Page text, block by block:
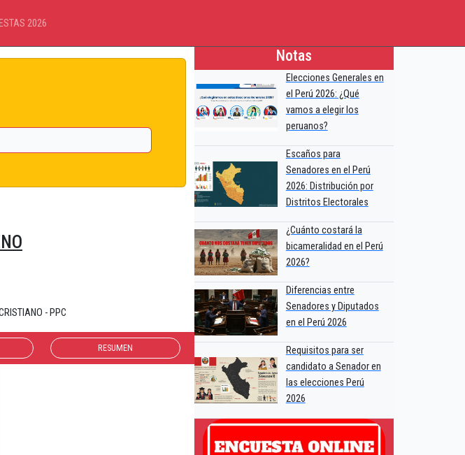
2026
- PPC
RESUMEN
Notas
Elecciones Generales en
el Perú 2026: ¿Qué
vamos a elegir los
peruanos?
Escaños para
Senadores en el Perú
2026: Distribución por
Distritos Electorales
¿Cuánto costará la
bicameralidad en el Perú
2026?
Diferencias entre
Senadores y Diputados
en el Perú 2026
Requisitos para ser
candidato a Senador en
las elecciones Perú
2026